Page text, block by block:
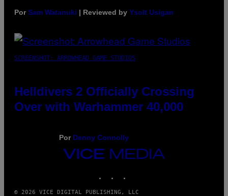
PorSam Watanuki | Reviewed by Ysolt Usigan
SCREENSHOT: ARROWHEAD GAME STUDIOS
Helldivers 2 Officially Crossing
Over with Warhammer 40,000
Por Denny Connolly
VICE
MEDIA
© 2026 VICE DIGITAL PUBLISHING, LLC